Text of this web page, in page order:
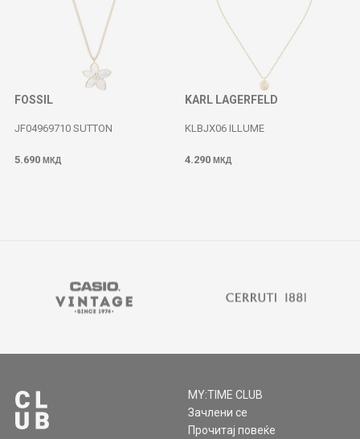
FOSSIL
JF04969710 SUTTON
5.690 МКД
KARL LAGERFELD
KLBJX06 ILLUME
4.290 МКД
MY:TIME CLUB
Зачлени се
Прочитај повеќе